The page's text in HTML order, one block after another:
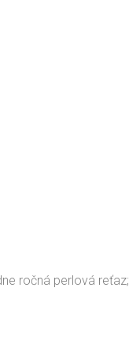
ročná perlová reťaz;